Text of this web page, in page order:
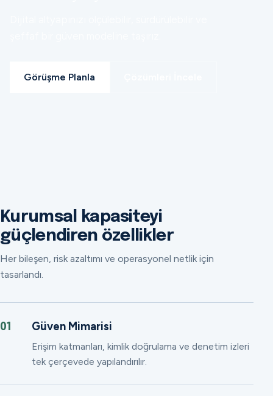
Görüşme Planla
Kurumsal kapasiteyi
güçlendiren özellikler
Her bileşen, risk azaltımı ve operasyonel netlik için
tasarlandı.
01 Güven Mimarisi
Erişim katmanları, kimlik doğrulama ve denetim izleri
tek çerçevede yapılandırılır.